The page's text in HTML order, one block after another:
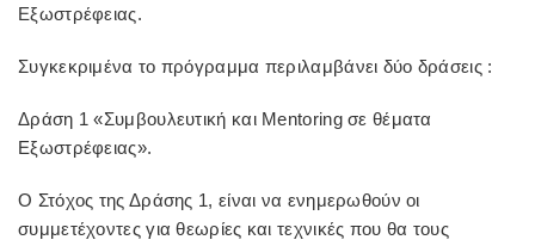
Εξωστρέφειας.
Συγκεκριμένα το πρόγραμμα περιλαμβάνει δύο δράσεις :
Δράση 1 «Συμβουλευτική και Mentoring σε θέματα
Εξωστρέφειας».
Ο Στόχος της Δράσης 1, είναι να ενημερωθούν οι
συμμετέχοντες για θεωρίες και τεχνικές που θα τους